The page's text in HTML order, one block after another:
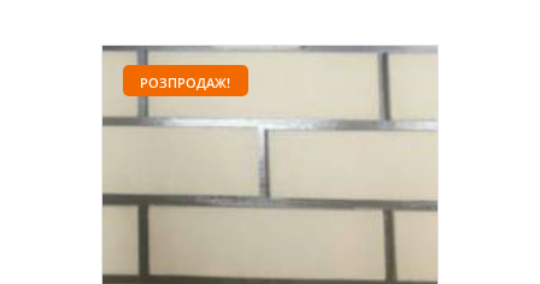
РОЗПРОДАЖ!